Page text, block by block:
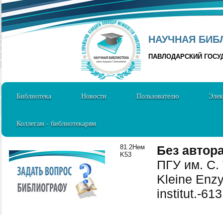
НАУЧНАЯ
ПАВЛОДАРСКИЙ
Библиотека Новости Пользователю
Коллегам - библиотекарям
81.2Нем
K53
Без
ПГУ им. С.
Kleine
institut.-